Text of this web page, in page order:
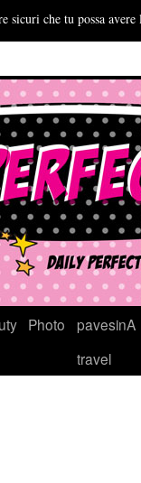
Photo
pavesinA
travel
sicuri che tu possa